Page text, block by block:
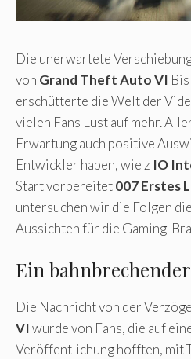
Die unerwartete
von Grand Theft Auto VI
erschütterte die Welt der
vielen Fans Lust auf mehr.
Erwartung auch positive
Entwickler haben, wie z IO
Start vorbereitet007 Erstes
untersuchen wir die Folgen
Aussichten für die Gaming-
Ein
Die Nachricht von der
VIwurde von Fans, die auf
Veröffentlichung hofften, mit